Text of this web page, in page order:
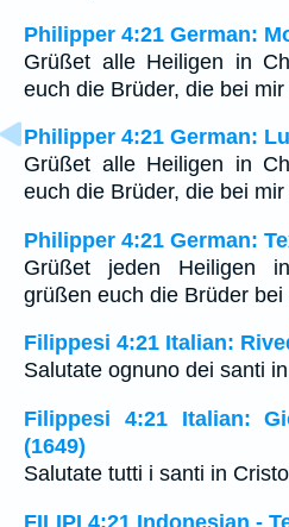
Philipper 4:21 German:
Grüßet alle Heiligen in
euch die Brüder, die bei mir
Philipper 4:21 German:
Grüßet alle Heiligen in
euch die Brüder, die bei mir
Philipper 4:21 German:
Grüßet jeden Heiligen
grüßen euch die Brüder bei
Filippesi 4:21 Italian:
Salutate ognuno dei santi
Filippesi 4:21 Italian:
(1649)
Salutate tutti i santi in
FILIPI 4:21 Indonesian -